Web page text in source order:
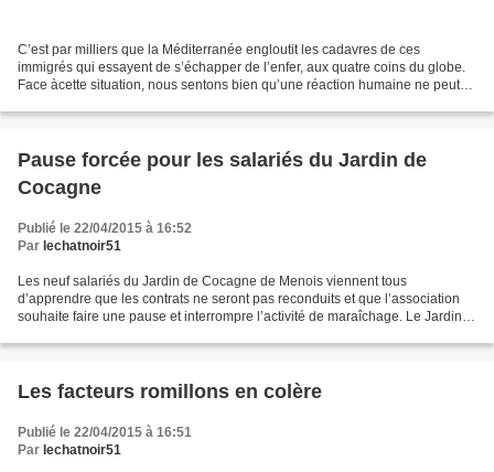
C’est par milliers que la Méditerranée engloutit les cadavres de ces
immigrés qui essayent de s’échapper de l’enfer, aux quatre coins du globe.
Face àcette situation, nous sentons bien qu’une réaction humaine ne peut
Pause forcée pour les salariés du Jardin de
Cocagne
Publié le 22/04/2015 à 16:52
Par lechatnoir51
Les neuf salariés du Jardin de Cocagne de Menois viennent tous
d’apprendre que les contrats ne seront pas reconduits et que l’association
souhaite faire une pause et interrompre l’activité de maraîchage. Le Jardin
Les facteurs romillons en colère
Publié le 22/04/2015 à 16:51
Par lechatnoir51